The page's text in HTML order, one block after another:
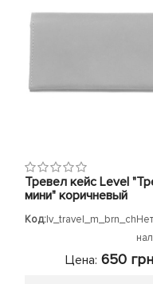
Тревел кейс Level
мини" коричневый
Код:lv_travel_m_brn_ch
Цена: 650 грн